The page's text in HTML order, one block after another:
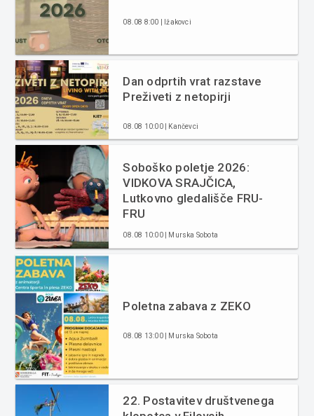
08.08 8:00 | Ižakovci
Dan odprtih vrat razstave
Preživeti z netopirji
08.08 10:00 | Kančevci
Soboško poletje 2026:
VIDKOVA SRAJČICA,
Lutkovno gledališče FRU-
FRU
08.08 10:00 | Murska Sobota
Poletna zabava z ZEKO
08.08 13:00 | Murska Sobota
22. Postavitev društvenega